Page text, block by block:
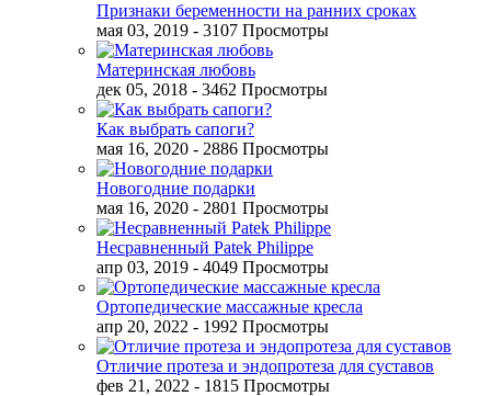
Признаки беременности на ранних сроках
мая 03, 2019 - 3107 Просмотры
Материнская любовь
дек 05, 2018 - 3462 Просмотры
Как выбрать сапоги?
мая 16, 2020 - 2886 Просмотры
Новогодние подарки
мая 16, 2020 - 2801 Просмотры
Несравненный Patek Philippe
апр 03, 2019 - 4049 Просмотры
Ортопедические массажные кресла
апр 20, 2022 - 1992 Просмотры
Отличие протеза и эндопротеза для суставов
фев 21, 2022 - 1815 Просмотры